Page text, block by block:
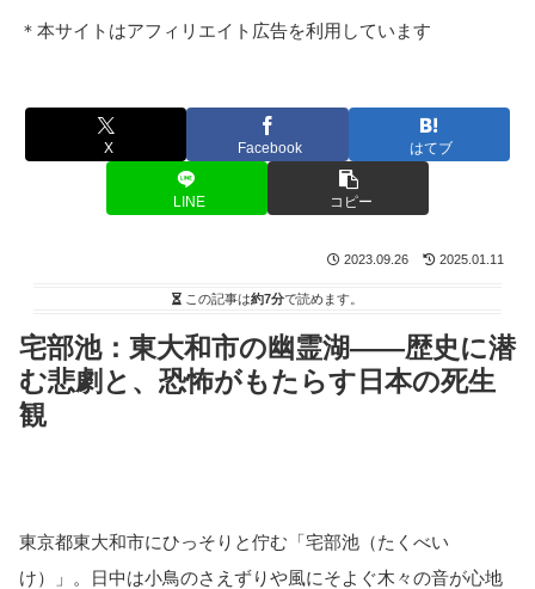
＊本サイトはアフィリエイト広告を利用しています
X Facebook はてブ
LINE コピー
2023.09.26 2025.01.11
この記事は約7分で読めます。
宅部池：東大和市の幽霊湖――歴史に潜
む悲劇と、恐怖がもたらす日本の死生
観
東京都東大和市にひっそりと佇む「宅部池（たくべい
け）」。日中は小鳥のさえずりや風にそよぐ木々の音が心地